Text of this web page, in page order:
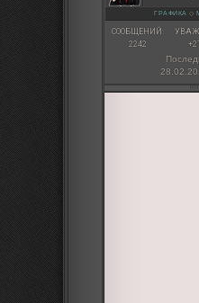
ГРАФИКА ◇
СООБЩЕНИЙ:
2242